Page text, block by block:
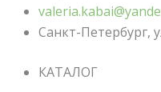
Санкт-Петербург,
КАТАЛОГ